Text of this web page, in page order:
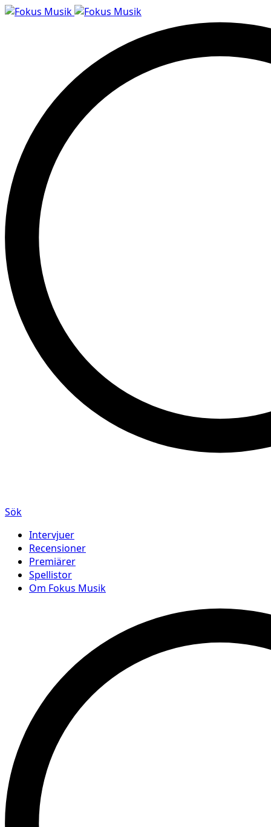
Sök
Intervjuer
Recensioner
Premiärer
Spellistor
Om Fokus Musik